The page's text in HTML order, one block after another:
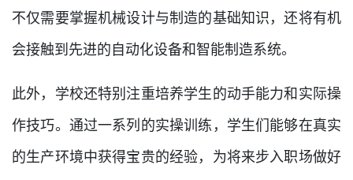
不仅需要掌握机械设计与制造的基础知识，还将有机
会接触到先进的自动化设备和智能制造系统。
此外，学校还特别注重培养学生的动手能力和实际操
作技巧。通过一系列的实操训练，学生们能够在真实
的生产环境中获得宝贵的经验，为将来步入职场做好